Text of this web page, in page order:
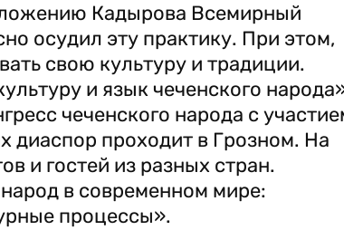
Кадырова Всемирный
осудил эту практику. При этом,
свою культуру и традиции.
и язык чеченского
чеченского народа с
диаспор проходит в Грозном. На
и гостей из разных стран.
в современном мире:
процессы».